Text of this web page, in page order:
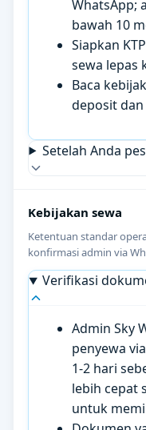
WhatsApp;
bawah 10
Siapkan
sewa lepas
Baca
deposit
Setelah Anda
Kebijakan sewa
Ketentuan standar
konfirmasi admin via
Verifikasi
Admin Sky
penyewa
1-2 hari
lebih cepat
untuk